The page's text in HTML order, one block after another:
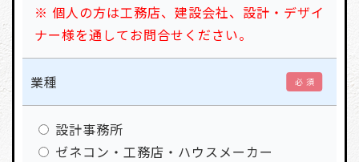
※ 個人の方は工務店、建設会社、設計・デザイ
ナー様を通してお問合せください。
業種 必 須
設計事務所
ゼネコン・工務店・ハウスメーカー